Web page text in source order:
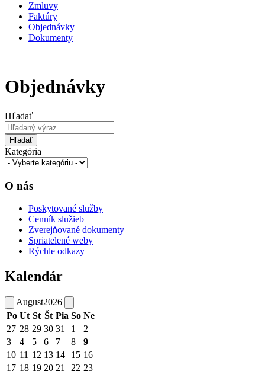
Zmluvy
Faktúry
Objednávky
Dokumenty
Objednávky
Hľadať
Hľadať
Kategória
O nás
Poskytované služby
Cenník služieb
Zverejňované dokumenty
Spriatelené weby
Rýchle odkazy
Kalendár
August2026
Po Ut St Št Pia So Ne
27 28 29 30 31 1
2
3
4 5 6 7 8
9
10 11 12 13 14 15 16
17 18 19 20 21 22 23